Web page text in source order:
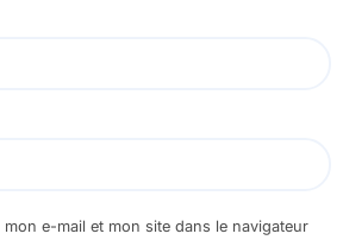
e-mail et mon site dans le navigateur